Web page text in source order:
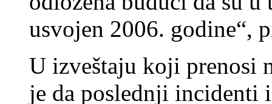
usvojen 2006. godine“,
U izveštaju koji prenosi
je da poslednji incidenti